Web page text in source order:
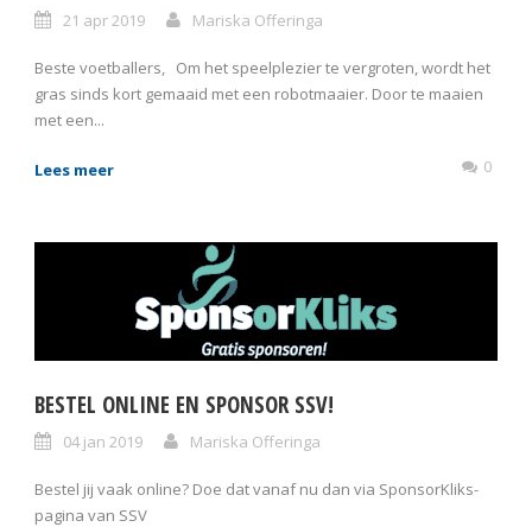
21 apr 2019 Mariska Offeringa
Beste voetballers, Om het speelplezier te vergroten, wordt het
gras sinds kort gemaaid met een robotmaaier. Door te maaien
met een...
Lees meer 0
BESTEL ONLINE EN SPONSOR SSV!
04 jan 2019 Mariska Offeringa
Bestel jij vaak online? Doe dat vanaf nu dan via SponsorKliks-
pagina van SSV